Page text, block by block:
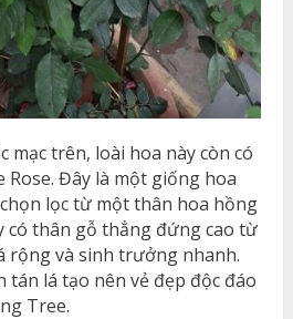
mạc trên, loài hoa này còn có
Rose. Đây là một giống hoa
lọc từ một thân hoa hồng
có thân gỗ thẳng đứng cao từ
rộng và sinh trưởng nhanh.
tán lá tạo nên vẻ đẹp độc đáo
Tree.